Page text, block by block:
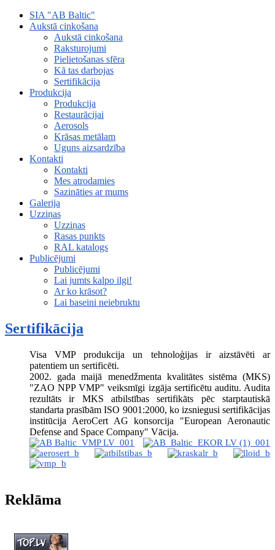
SIA "AB Baltic"
Aukstā cinkošana
Aukstā cinkošana
Raksturojumi
Pielietošanas sfēra
Kā tas darbojas
Sertifikācija
Produkcija
Produkcija
Restaurācijai
Aerosols
Krāsas metālam
Uguns aizsardzība
Kontakti
Kontakti
Mes atrodamies
Sazināties ar mums
Galerija
Uzziņas
Uzziņas
Rasas punkts
RAL katalogs
Publicējumi
Publicējumi
Lai jumts kalpo ilgi!
Ar ko krāsot?
Lai baseini neiebruktu
Sertifikācija
Visa VMP produkcija un tehnoloģijas ir aizstāvēti ar
patentiem un sertificēti.
2002. gada maijā menedžmenta kvalitātes sistēma (MKS)
"ZAO NPP VMP" veiksmīgi izgāja sertificētu auditu. Audita
rezultāts ir MKS atbilstības sertifikāts pēc starptautiskā
standarta prasībām ISO 9001:2000, ko izsniegusi sertifikācijas
institūcija AeroCert AG konsorcija "European Aeronautic
Defense and Space Company" Vācija.
Reklāma